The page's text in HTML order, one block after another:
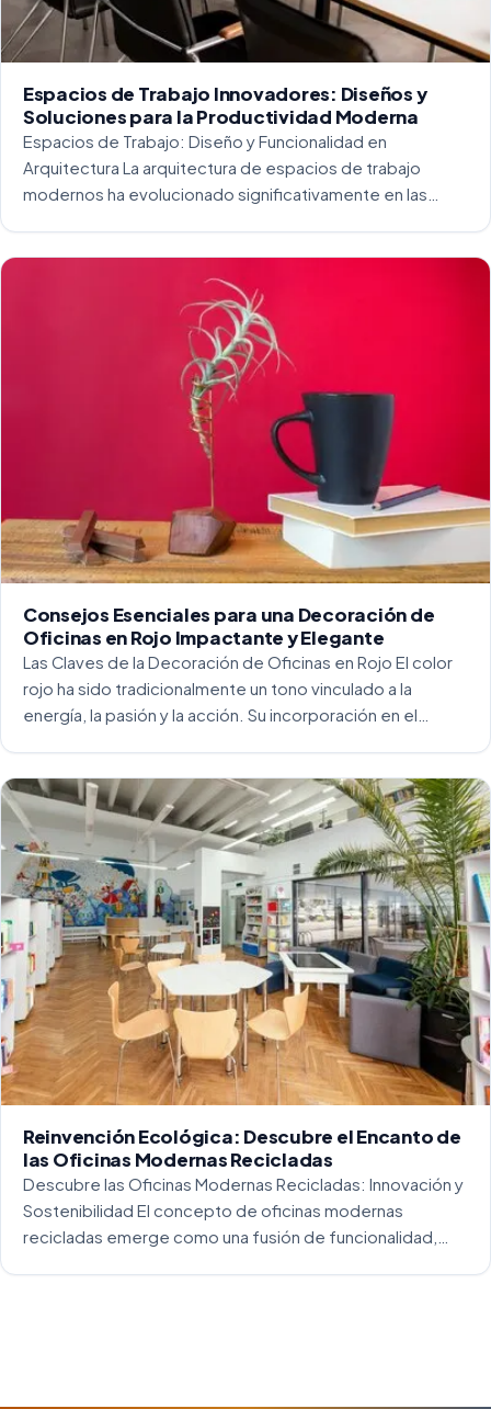
Espacios de Trabajo Innovadores: Diseños y
Soluciones para la Productividad Moderna
Espacios de Trabajo: Diseño y Funcionalidad en
Arquitectura La arquitectura de espacios de trabajo
modernos ha evolucionado significativamente en las
Consejos Esenciales para una Decoración de
Oficinas en Rojo Impactante y Elegante
Las Claves de la Decoración de Oficinas en Rojo El color
rojo ha sido tradicionalmente un tono vinculado a la
energía, la pasión y la acción. Su incorporación en el
Reinvención Ecológica: Descubre el Encanto de
las Oficinas Modernas Recicladas
Descubre las Oficinas Modernas Recicladas: Innovación y
Sostenibilidad El concepto de oficinas modernas
recicladas emerge como una fusión de funcionalidad,